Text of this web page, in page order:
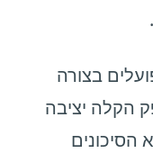
בצורה
הקלה יציבה
הסיכונים